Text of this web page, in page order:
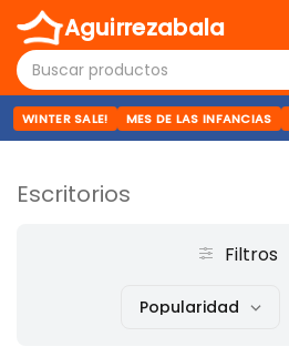
Aguirrezabala
WINTER SALE! MES DE LAS INFANCIAS
Escritorios
Filtros
Popularidad